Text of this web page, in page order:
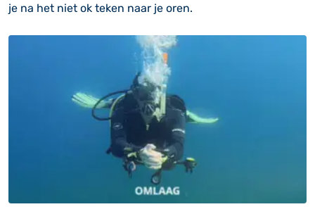
je na het niet ok teken naar je oren.